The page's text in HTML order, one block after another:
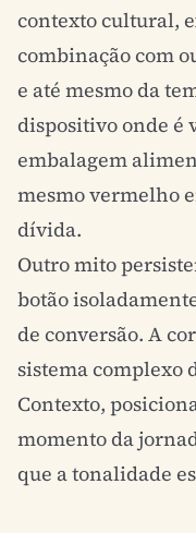
contexto cultural,
combinação com
e até mesmo da
dispositivo onde é
embalagem
mesmo vermelho
dívida.
Outro mito
botão
de conversão. A
sistema complexo
Contexto,
momento da
que a tonalidade